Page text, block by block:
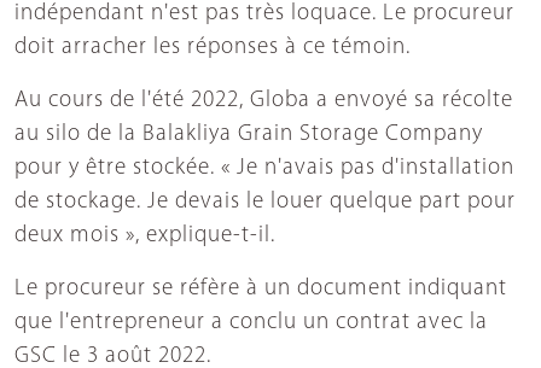
indépendant n'est pas très loquace. Le procureur
doit arracher les réponses à ce témoin.
Au cours de l'été 2022, Globa a envoyé sa récolte
au silo de la Balakliya Grain Storage Company
pour y être stockée. « Je n'avais pas d'installation
de stockage. Je devais le louer quelque part pour
deux mois », explique-t-il.
Le procureur se réfère à un document indiquant
que l'entrepreneur a conclu un contrat avec la
GSC le 3 août 2022.